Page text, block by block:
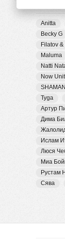
Anitta
Becky G
Filatov
Maluma
Natti
Now
SHAMAN
Tyga
Артур
Дима
Ислам
Люся
Миа
Рустам
Сява